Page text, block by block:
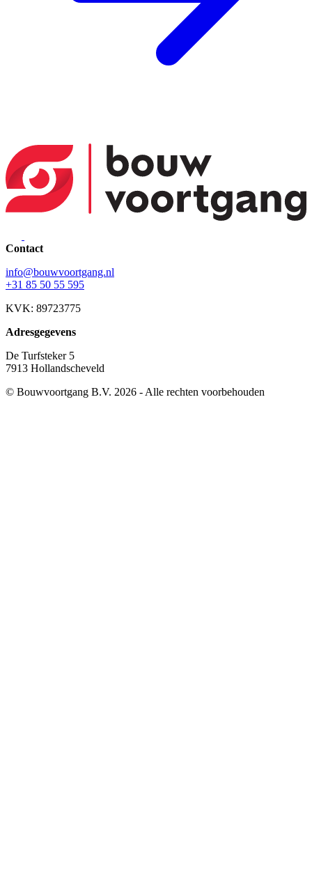
Contact
info@bouwvoortgang.nl
+31 85 50 55 595
KVK: 89723775
Adresgegevens
De Turfsteker 5
7913 Hollandscheveld
© Bouwvoortgang B.V. 2026 - Alle rechten voorbehouden